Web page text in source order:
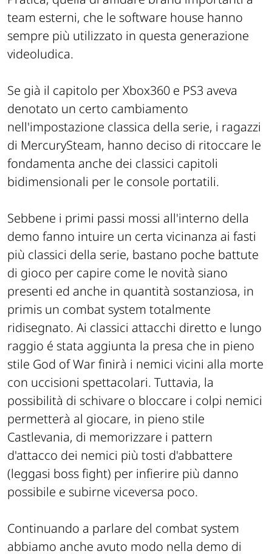
team esterni, che le software house hanno
sempre più utilizzato in questa generazione
videoludica.
Se già il capitolo per Xbox360 e PS3 aveva
denotato un certo cambiamento
nell'impostazione classica della serie, i ragazzi
di MercurySteam, hanno deciso di ritoccare le
fondamenta anche dei classici capitoli
bidimensionali per le console portatili.
Sebbene i primi passi mossi all'interno della
demo fanno intuire un certa vicinanza ai fasti
più classici della serie, bastano poche battute
di gioco per capire come le novità siano
presenti ed anche in quantità sostanziosa, in
primis un combat system totalmente
ridisegnato. Ai classici attacchi diretto e lungo
raggio é stata aggiunta la presa che in pieno
stile God of War finirà i nemici vicini alla morte
con uccisioni spettacolari. Tuttavia, la
possibilità di schivare o bloccare i colpi nemici
permetterà al giocare, in pieno stile
Castlevania, di memorizzare i pattern
d'attacco dei nemici più tosti d'abbattere
(leggasi boss fight) per infierire più danno
possibile e subirne viceversa poco.
Continuando a parlare del combat system
abbiamo anche avuto modo nella demo di